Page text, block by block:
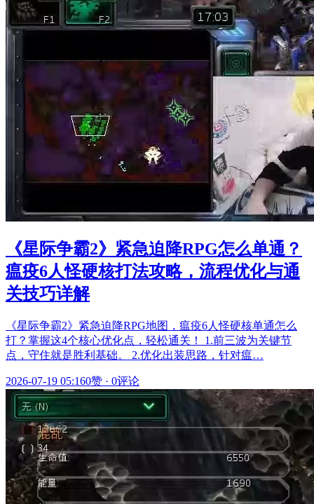
《星际争霸2》紧急迫降RPG怎么单通？
瘟疫6人怪硬核打法攻略，流程优化与通
关技巧详解
《星际争霸2》紧急迫降RPG地图，瘟疫6人怪硬核单通怎么
打？掌握这4个核心优化点，轻松通关！ 1.前三波为关键节
点，守住就是胜利基础。 2.优化出装思路，针对瘟…
2026-07-19 05:160赞 · 0评论